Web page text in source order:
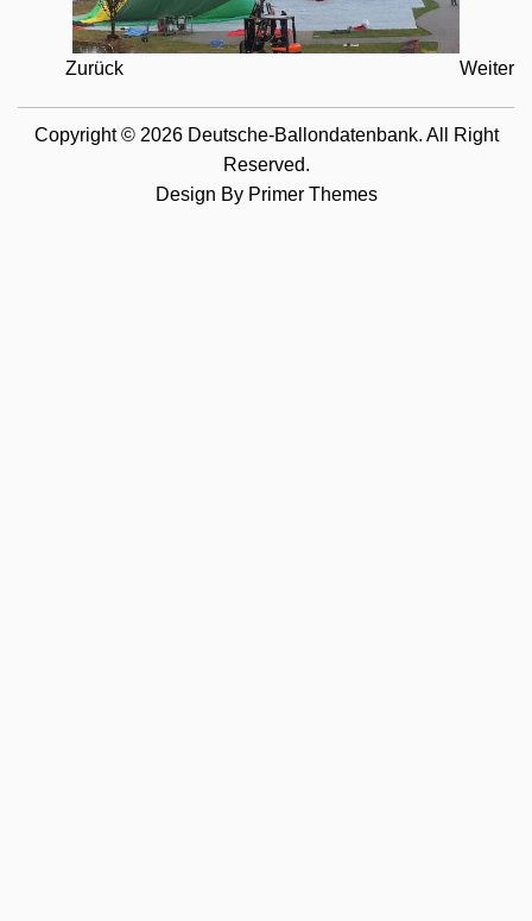
Zurück Weiter
Copyright © 2026 Deutsche-Ballondatenbank. All Right
Reserved.
Design By Primer Themes